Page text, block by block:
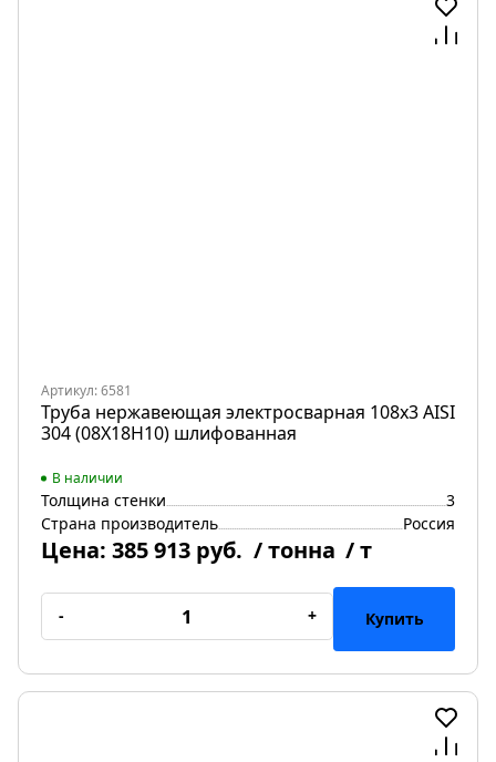
Артикул: 6581
Труба нержавеющая электросварная 108х3 AISI
304 (08Х18Н10) шлифованная
В наличии
Толщина стенки
3
Страна производитель
Россия
Цена: 385 913 руб. / тонна / т
- + Купить